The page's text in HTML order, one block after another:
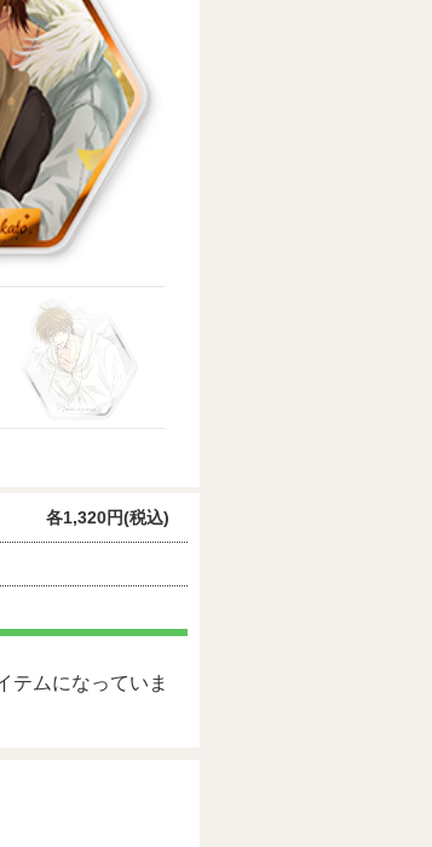
各1,320円(税込)
テムになっていま